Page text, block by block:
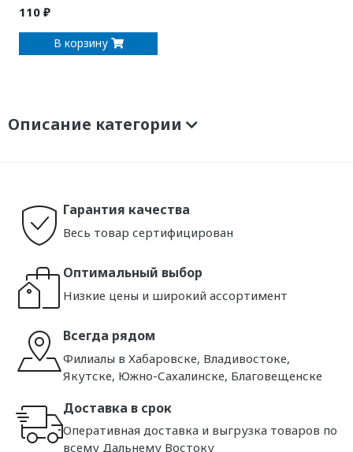
110 ₽
В корзину
Описание категории
Гарантия качества
Весь товар сертифицирован
Оптимальный выбор
Низкие цены и широкий ассортимент
Всегда рядом
Филиалы в Хабаровске, Владивостоке,
Якутске, Южно-Сахалинске, Благовещенске
Доставка в срок
Оперативная доставка и выгрузка товаров по
всему Дальнему Востоку